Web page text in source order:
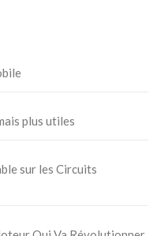
plus utiles
sur les Circuits